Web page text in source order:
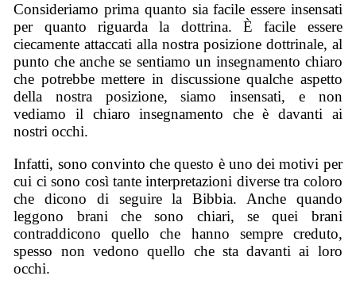
Consideriamo prima quanto sia facile essere insensati
per quanto riguarda la dottrina. È facile essere
ciecamente attaccati alla nostra posizione dottrinale, al
punto che anche se sentiamo un insegnamento chiaro
che potrebbe mettere in discussione qualche aspetto
della nostra posizione, siamo insensati, e non
vediamo il chiaro insegnamento che è davanti ai
nostri occhi.
Infatti, sono convinto che questo è uno dei motivi per
cui ci sono così tante interpretazioni diverse tra coloro
che dicono di seguire la Bibbia. Anche quando
leggono brani che sono chiari, se quei brani
contraddicono quello che hanno sempre creduto,
spesso non vedono quello che sta davanti ai loro
occhi.